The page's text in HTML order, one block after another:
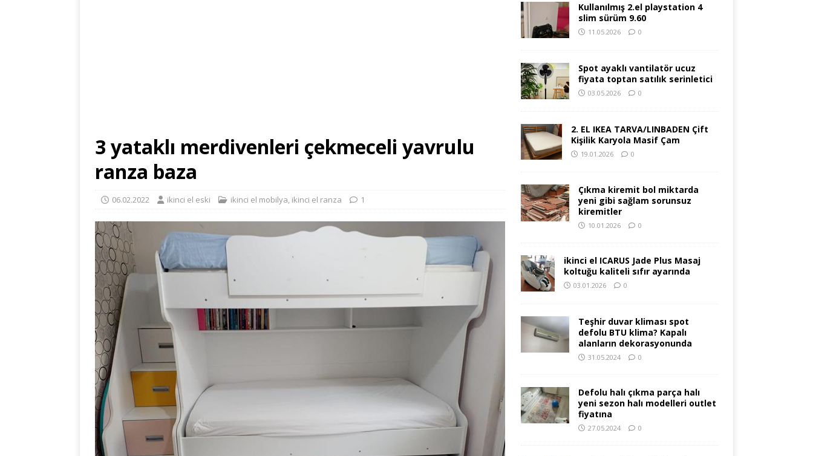
3 yataklı merdivenleri çekmeceli yavrulu
ranza baza
06.02.2022 ikinci el eski ikinci el mobilya, ikinci el ranza 1
Kullanılmış 2.el playstation 4
slim sürüm 9.60
11.05.2026 0
Spot ayaklı vantilatör ucuz
fiyata toptan satılık serinletici
03.05.2026 0
2. EL IKEA TARVA/LINBADEN Çift
Kişilik Karyola Masif Çam
19.01.2026 0
Çıkma kiremit bol miktarda
yeni gibi sağlam sorunsuz
kiremitler
10.01.2026 0
ikinci el ICARUS Jade Plus Masaj
koltuğu kaliteli sıfır ayarında
03.01.2026 0
Teşhir duvar kliması spot
defolu BTU klima? Kapalı
alanların dekorasyonunda
31.05.2024 0
Defolu halı çıkma parça halı
yeni sezon halı modelleri outlet
fiyatına
27.05.2024 0